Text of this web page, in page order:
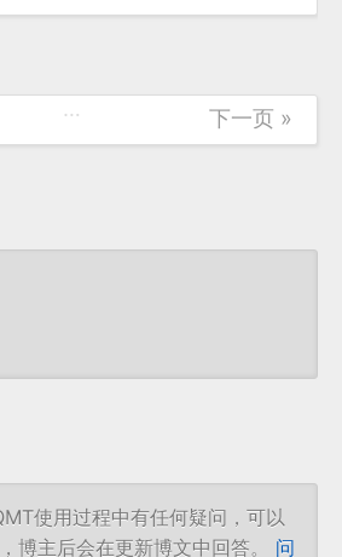
… 下一页 »
使用过程中有任何疑问，可以
博主后会在更新博文中回答。 问